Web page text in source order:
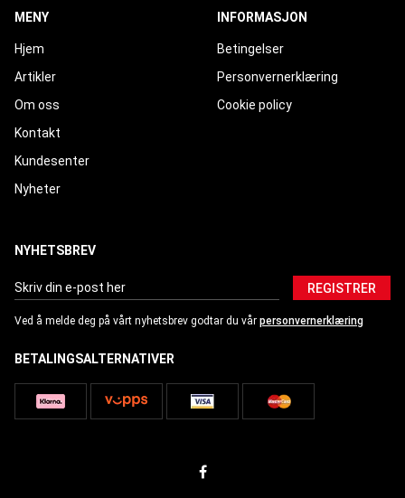
MENY
Hjem
Artikler
Om oss
Kontakt
Kundesenter
Nyheter
INFORMASJON
Betingelser
Personvernerklæring
Cookie policy
NYHETSBREV
REGISTRER
Ved å melde deg på vårt nyhetsbrev godtar du vår personvernerklæring
BETALINGSALTERNATIVER